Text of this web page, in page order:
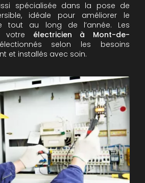
spécialisée dans la pose de
idéale pour améliorer le
tout au long de l’année. Les
votre électricien à Mont-de-
selon les besoins
et installés avec soin.